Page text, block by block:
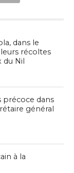
dans le
récoltes
du Nil
précoce dans
général
à la